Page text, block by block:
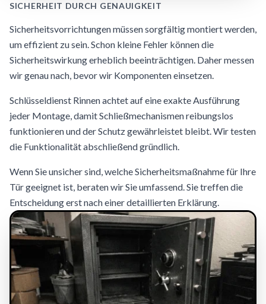
SICHERHEIT DURCH GENAUIGKEIT
Sicherheitsvorrichtungen müssen sorgfältig montiert werden,
um effizient zu sein. Schon kleine Fehler können die
Sicherheitswirkung erheblich beeinträchtigen. Daher messen
wir genau nach, bevor wir Komponenten einsetzen.
Schlüsseldienst Rinnen achtet auf eine exakte Ausführung
jeder Montage, damit Schließmechanismen reibungslos
funktionieren und der Schutz gewährleistet bleibt. Wir testen
die Funktionalität abschließend gründlich.
Wenn Sie unsicher sind, welche Sicherheitsmaßnahme für Ihre
Tür geeignet ist, beraten wir Sie umfassend. Sie treffen die
Entscheidung erst nach einer detaillierten Erklärung.